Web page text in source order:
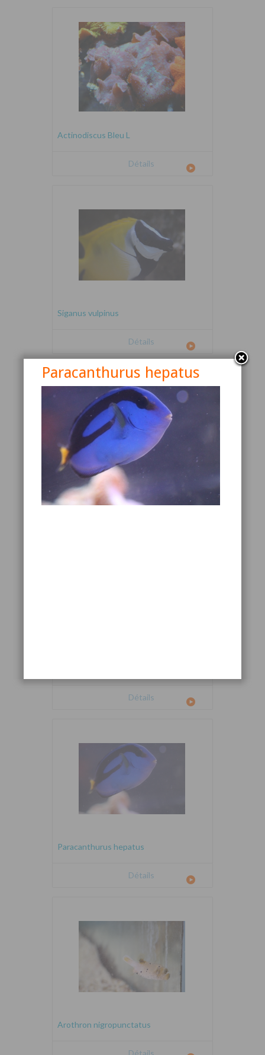
Actinodiscus Bleu L
Détails
Siganus vulpinus
Détails
Canthigaster valentini
Détails
Paracanthurus hepatus
Détails
Arothron nigropunctatus
Détails
Paracanthurus hepatus